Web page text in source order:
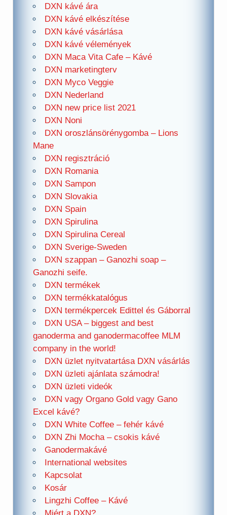
DXN kávé ára
DXN kávé elkészítése
DXN kávé vásárlása
DXN kávé vélemények
DXN Maca Vita Cafe – Kávé
DXN marketingterv
DXN Myco Veggie
DXN Nederland
DXN new price list 2021
DXN Noni
DXN oroszlánsörénygomba – Lions
Mane
DXN regisztráció
DXN Romania
DXN Sampon
DXN Slovakia
DXN Spain
DXN Spirulina
DXN Spirulina Cereal
DXN Sverige-Sweden
DXN szappan – Ganozhi soap –
Ganozhi seife.
DXN termékek
DXN termékkatalógus
DXN termékpercek Edittel és Gáborral
DXN USA – biggest and best
ganoderma and ganodermacoffee MLM
company in the world!
DXN üzlet nyitvatartása DXN vásárlás
DXN üzleti ajánlata számodra!
DXN üzleti videók
DXN vagy Organo Gold vagy Gano
Excel kávé?
DXN White Coffee – fehér kávé
DXN Zhi Mocha – csokis kávé
Ganodermakávé
International websites
Kapcsolat
Kosár
Lingzhi Coffee – Kávé